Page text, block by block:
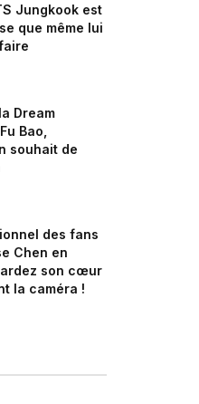
Jungkook est
que même lui
Dream
Bao,
souhait de
des fans
Chen en
son cœur
la caméra !